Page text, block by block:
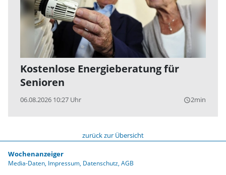
Kostenlose Energieberatung für
Senioren
06.08.2026 10:27 Uhr query_builder2min
zurück zur Übersicht
Wochenanzeiger
Media-Daten Impressum Datenschutz AGB